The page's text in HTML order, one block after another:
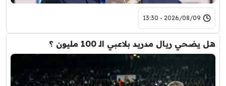
2026/08/09 - 13:30
هل يضحي ريال مدريد بلاعبي الـ 100 مليون ؟